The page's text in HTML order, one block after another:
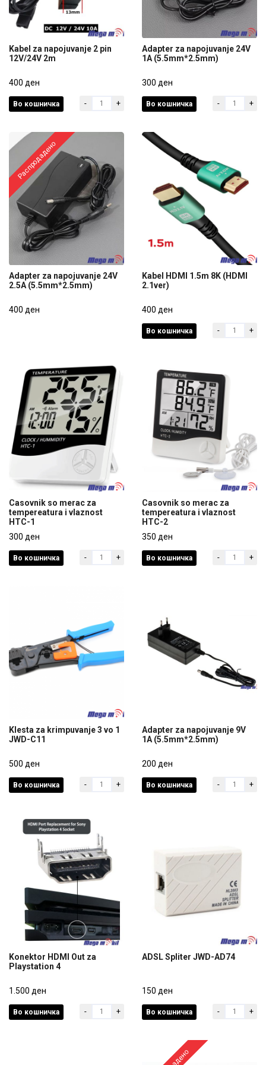
12V/24V 2m
400 ден
Kabel za napojuvanje 2 pin
12V/24V 2m
400 ден
Во кошничка - +
1A (5.5mm*2.5mm)
300 ден
Adapter za napojuvanje 24V
1A (5.5mm*2.5mm)
300 ден
Во кошничка - +
Распродадено
2.5A (5.5mm*2.5mm)
Adapter za napojuvanje 24V
2.5A (5.5mm*2.5mm)
400 ден
2.1ver)
400 ден
Kabel HDMI 1.5m 8K (HDMI
2.1ver)
400 ден
Во кошничка - +
Casovnik so merac za
tempereatura i vlaznost
300 ден
Casovnik so merac za
tempereatura i vlaznost
HTC-1
300 ден
Во кошничка - +
Casovnik so merac za
tempereatura i vlaznost
350 ден
Casovnik so merac za
tempereatura i vlaznost
HTC-2
350 ден
Во кошничка - +
JWD-C11
500 ден
Klesta za krimpuvanje 3 vo 1
JWD-C11
500 ден
Во кошничка - +
1A (5.5mm*2.5mm)
200 ден
Adapter za napojuvanje 9V
1A (5.5mm*2.5mm)
200 ден
Во кошничка - +
Playstation 4
1.500 ден
Konektor HDMI Out za
Playstation 4
1.500 ден
Во кошничка - + 150 ден
ADSL Spliter JWD-AD74
150 ден
Во кошничка - +